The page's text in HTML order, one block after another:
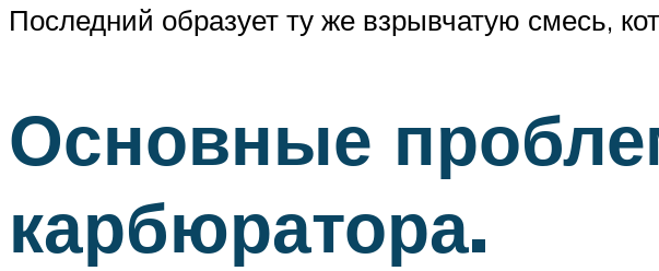
Последний образует ту же взрывчатую смесь,
Основные
карбюратора.